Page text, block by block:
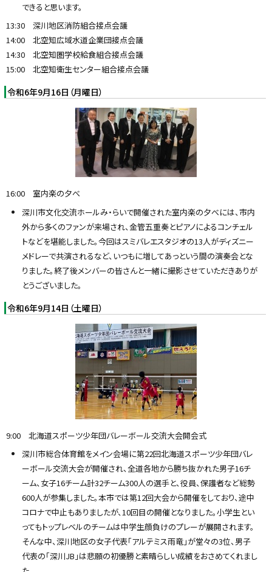
できると思います。
13:30 深川地区消防組合接点会議
14:00 北空知広域水道企業団接点会議
14:30 北空知圏学校給食組合接点会議
15:00 北空知衛生センター組合接点会議
令和6年9月16日（月曜日）
16:00 室内楽の夕べ
深川市文化交流ホールみ・らいで開催された室内楽の夕べには、市内
外から多くのファンが来場され、金管五重奏とピアノによるコンチェル
トなどを堪能しました。今回はスミバレエスタジオの13人がディズニー
メドレーで共演されるなど、いつもに増してあっという間の演奏会とな
りました。終了後メンバーの皆さんと一緒に撮影させていただきありが
とうございました。
令和6年9月14日（土曜日）
9:00 北海道スポーツ少年団バレーボール交流大会開会式
深川市総合体育館をメイン会場に第22回北海道スポーツ少年団バレ
ーボール交流大会が開催され、全道各地から勝ち抜かれた男子16チ
ーム、女子16チーム計32チーム300人の選手と、役員、保護者など総勢
600人が参集しました。本市では第12回大会から開催をしており、途中
コロナで中止もありましたが、10回目の開催となりました。小学生とい
ってもトップレベルのチームは中学生顔負けのプレーが展開されます。
そんな中、深川地区の女子代表「アルテミス雨竜」が堂々の3位、男子
代表の「深川JB」は悲願の初優勝と素晴らしい成績をおさめてくれまし